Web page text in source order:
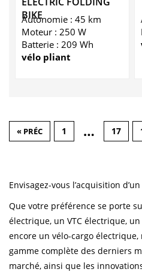
BIKE
Autonomie : 45 km
Moteur : 250 W
Batterie : 209 Wh
vélo pliant
« PRÉC 1 … 17
Envisagez-vous l’acquisition
Que votre préférence se porte
électrique, un VTC électrique,
encore un vélo-cargo
gamme complète des derniers
marché, ainsi que les